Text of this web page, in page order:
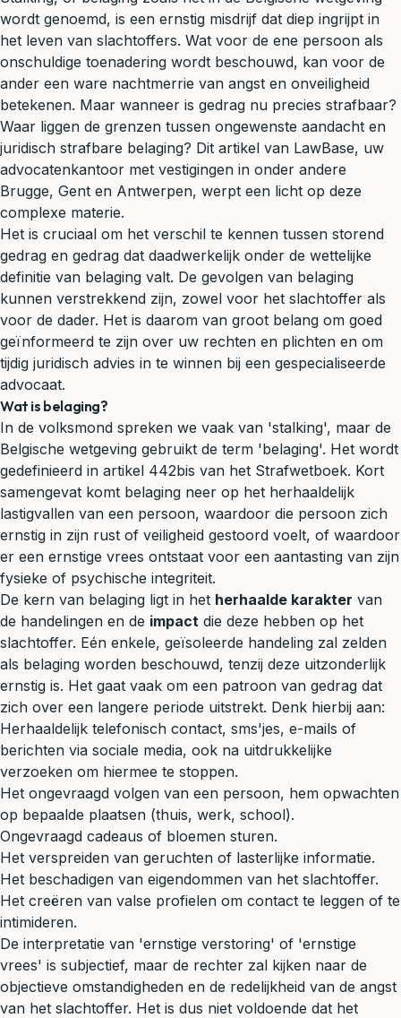
wordt genoemd, is een ernstig misdrijf dat diep ingrijpt in
het leven van slachtoffers. Wat voor de ene persoon als
onschuldige toenadering wordt beschouwd, kan voor de
ander een ware nachtmerrie van angst en onveiligheid
betekenen. Maar wanneer is gedrag nu precies strafbaar?
Waar liggen de grenzen tussen ongewenste aandacht en
juridisch strafbare belaging? Dit artikel van LawBase, uw
advocatenkantoor met vestigingen in onder andere
Brugge, Gent en Antwerpen, werpt een licht op deze
complexe materie.
Het is cruciaal om het verschil te kennen tussen storend
gedrag en gedrag dat daadwerkelijk onder de wettelijke
definitie van belaging valt. De gevolgen van belaging
kunnen verstrekkend zijn, zowel voor het slachtoffer als
voor de dader. Het is daarom van groot belang om goed
geïnformeerd te zijn over uw rechten en plichten en om
tijdig juridisch advies in te winnen bij een gespecialiseerde
advocaat.
Wat is belaging?
In de volksmond spreken we vaak van 'stalking', maar de
Belgische wetgeving gebruikt de term 'belaging'. Het wordt
gedefinieerd in artikel 442bis van het Strafwetboek. Kort
samengevat komt belaging neer op het herhaaldelijk
lastigvallen van een persoon, waardoor die persoon zich
ernstig in zijn rust of veiligheid gestoord voelt, of waardoor
er een ernstige vrees ontstaat voor een aantasting van zijn
fysieke of psychische integriteit.
De kern van belaging ligt in het herhaalde karakter van
de handelingen en de impact die deze hebben op het
slachtoffer. Eén enkele, geïsoleerde handeling zal zelden
als belaging worden beschouwd, tenzij deze uitzonderlijk
ernstig is. Het gaat vaak om een patroon van gedrag dat
zich over een langere periode uitstrekt. Denk hierbij aan:
Herhaaldelijk telefonisch contact, sms'jes, e-mails of
berichten via sociale media, ook na uitdrukkelijke
verzoeken om hiermee te stoppen.
Het ongevraagd volgen van een persoon, hem opwachten
op bepaalde plaatsen (thuis, werk, school).
Ongevraagd cadeaus of bloemen sturen.
Het verspreiden van geruchten of lasterlijke informatie.
Het beschadigen van eigendommen van het slachtoffer.
Het creëren van valse profielen om contact te leggen of te
intimideren.
De interpretatie van 'ernstige verstoring' of 'ernstige
vrees' is subjectief, maar de rechter zal kijken naar de
objectieve omstandigheden en de redelijkheid van de angst
van het slachtoffer. Het is dus niet voldoende dat het